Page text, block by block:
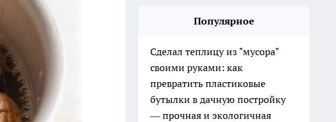
Популярное
Сделал теплицу из "мусора"
своими руками: как
превратить пластиковые
бутылки в дачную постройку
— прочная и экологичная